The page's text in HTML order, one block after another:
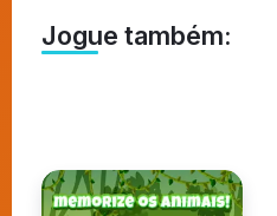
Jogue também: